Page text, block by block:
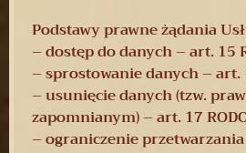
Podstawy prawne żądania
– dostęp do danych – art. 15
– sprostowanie danych – art.
– usunięcie danych (tzw.
zapomnianym) – art. 17
– ograniczenie przetwarzania